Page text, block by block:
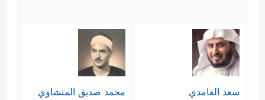
سعد الغامدي محمد صديق المنشاوي